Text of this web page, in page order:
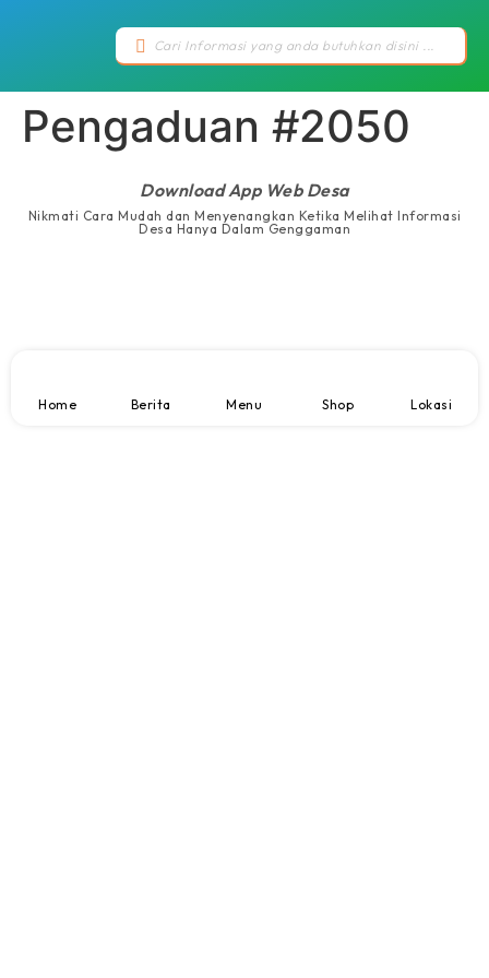
Pengaduan #2050
Download App Web Desa
Nikmati Cara Mudah dan Menyenangkan Ketika Melihat Informasi
Desa Hanya Dalam Genggaman
Home Berita Menu Shop Lokasi